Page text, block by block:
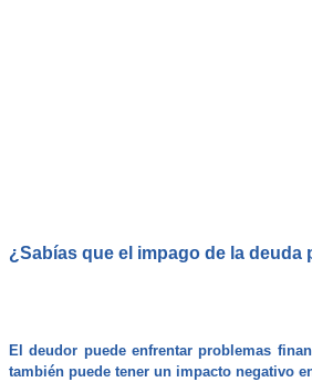
¿Sabías que el impago de la
El deudor puede enfrentar problemas
también puede tener un impacto negativo